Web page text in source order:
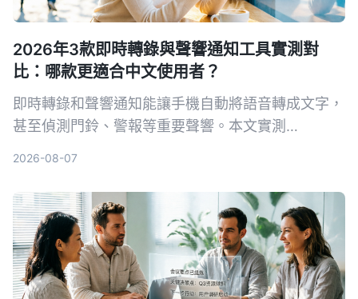
2026年3款即時轉錄與聲響通知工具實測對
比：哪款更適合中文使用者？
即時轉錄和聲響通知能讓手機自動將語音轉成文字，
甚至偵測門鈴、警報等重要聲響。本文實測
較，幫你找到最適合的選擇。
2026-08-07